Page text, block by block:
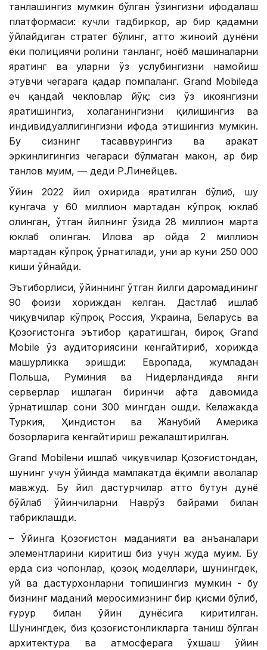
танлашингиз мумкин бўлган ўзингизни ифодалаш
платформаси: кучли тадбиркор, ҳар бир қадамни
ўйлайдиган стратег бўлинг, ҳатто жиноий дунёни
ёки полициячи ролини танланг, ноёб машиналарни
яратинг ва уларни ўз услубингизни намойиш
этувчи чегарага қадар помпаланг. Grand Mobileда
ҳеч қандай чекловлар йўқ: сиз ўз ҳикоянгизни
яратишингиз, хоҳлаганингизни қилишингиз ва
индивидуаллигингизни ифода этишингиз мумкин.
Бу сизнинг тасаввурингиз ва ҳаракат
эркинлигингиз чегараси бўлмаган макон, ҳар бир
танлов муҳим, — деди Р.Линейцев.
Ўйин 2022 йил охирида яратилган бўлиб, шу
кунгача у 60 миллион мартадан кўпроқ юклаб
олинган, ўтган йилнинг ўзида 28 миллион марта
юклаб олинган. Илова ҳар ойда 2 миллион
мартадан кўпроқ ўрнатилади, уни ҳар куни 250 000
киши ўйнайди.
Эътиборлиси, ўйиннинг ўтган йилги даромадининг
90 фоизи хориждан келган. Дастлаб ишлаб
чиқувчилар кўпроқ Россия, Украина, Беларусь ва
Қозоғистонга эътибор қаратишган, бироқ Grand
Mobile ўз аудиториясини кенгайтириб, хорижда
машҳурликка эришди: Европада, жумладан
Польша, Руминия ва Нидерландияда янги
серверлар ишлаган биринчи ҳафта давомида
ўрнатишлар сони 300 мингдан ошди. Келажакда
Туркия, Ҳиндистон ва Жанубий Америка
бозорларига кенгайтириш режалаштирилган.
Grand Mobileни ишлаб чиқувчилар Қозоғистондан,
шунинг учун ўйинда мамлакатда ёқимли ҳаволалар
мавжуд. Бу йил дастурчилар ҳатто бутун дунё
бўйлаб ўйинчиларни Наврўз байрами билан
табриклашди.
– Ўйинга Қозоғистон маданияти ва анъаналари
элементларини киритиш биз учун жуда муҳим. Бу
ерда сиз чопонлар, қозоқ моделлари, шунингдек,
уй ва дастурхонларни топишингиз мумкин - бу
бизнинг маданий меросимизнинг бир қисми бўлиб,
ғурур билан ўйин дунёсига киритилган.
Шунингдек, биз қозоғистонликларга таниш бўлган
архитектура ва атмосферага ўхшаш ўйин